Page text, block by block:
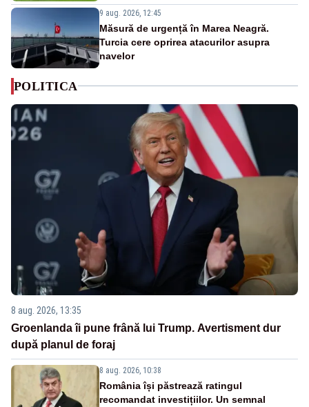
9 aug. 2026, 12:45
Măsură de urgență în Marea Neagră.
Turcia cere oprirea atacurilor asupra
navelor
POLITICA
8 aug. 2026, 13:35
Groenlanda îi pune frână lui Trump. Avertisment dur
după planul de foraj
8 aug. 2026, 10:38
România își păstrează ratingul
recomandat investițiilor. Un semnal